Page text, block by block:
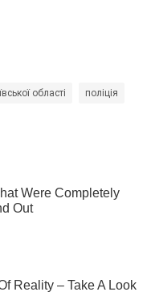
області поліція